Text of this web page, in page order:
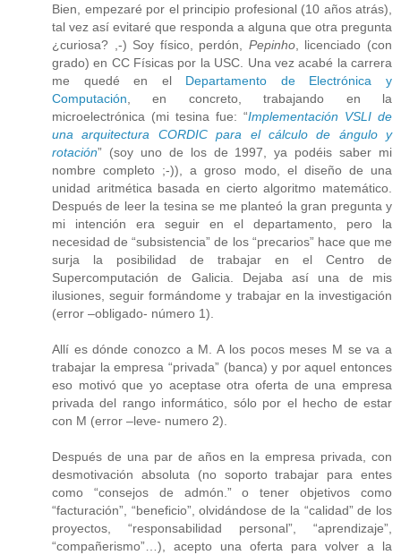
Bien, empezaré por el principio profesional (10 años atrás),
tal vez así evitaré que responda a alguna que otra pregunta
¿curiosa? ,-) Soy físico, perdón, Pepinho, licenciado (con
grado) en CC Físicas por la USC. Una vez acabé la carrera
me quedé en el Departamento de Electrónica y
Computación , en concreto, trabajando en la
microelectrónica (mi tesina fue: “Implementación VSLI de
una arquitectura CORDIC para el cálculo de ángulo y
rotación” (soy uno de los de 1997, ya podéis saber mi
nombre completo ;-)), a groso modo, el diseño de una
unidad aritmética basada en cierto algoritmo matemático.
Después de leer la tesina se me planteó la gran pregunta y
mi intención era seguir en el departamento, pero la
necesidad de “subsistencia” de los “precarios” hace que me
surja la posibilidad de trabajar en el Centro de
Supercomputación de Galicia. Dejaba así una de mis
ilusiones, seguir formándome y trabajar en la investigación
(error –obligado- número 1).
Allí es dónde conozco a M. A los pocos meses M se va a
trabajar la empresa “privada” (banca) y por aquel entonces
eso motivó que yo aceptase otra oferta de una empresa
privada del rango informático, sólo por el hecho de estar
con M (error –leve- numero 2).
Después de una par de años en la empresa privada, con
desmotivación absoluta (no soporto trabajar para entes
como “consejos de admón.” o tener objetivos como
“facturación”, “beneficio”, olvidándose de la “calidad” de los
proyectos, “responsabilidad personal”, “aprendizaje”,
“compañerismo”…), acepto una oferta para volver a la